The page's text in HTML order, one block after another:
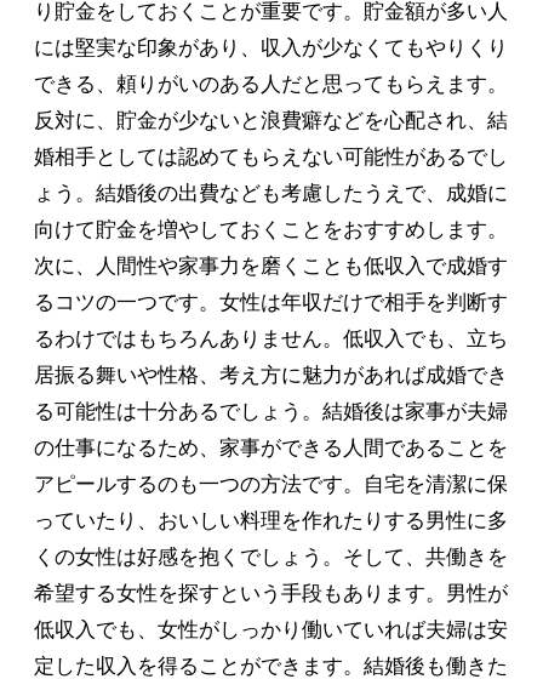
り貯金をしておくことが重要です。貯金額が多い人
には堅実な印象があり、収入が少なくてもやりくり
できる、頼りがいのある人だと思ってもらえます。
反対に、貯金が少ないと浪費癖などを心配され、結
婚相手としては認めてもらえない可能性があるでし
ょう。結婚後の出費なども考慮したうえで、成婚に
向けて貯金を増やしておくことをおすすめします。
次に、人間性や家事力を磨くことも低収入で成婚す
るコツの一つです。女性は年収だけで相手を判断す
るわけではもちろんありません。低収入でも、立ち
居振る舞いや性格、考え方に魅力があれば成婚でき
る可能性は十分あるでしょう。結婚後は家事が夫婦
の仕事になるため、家事ができる人間であることを
アピールするのも一つの方法です。自宅を清潔に保
っていたり、おいしい料理を作れたりする男性に多
くの女性は好感を抱くでしょう。そして、共働きを
希望する女性を探すという手段もあります。男性が
低収入でも、女性がしっかり働いていれば夫婦は安
定した収入を得ることができます。結婚後も働きた